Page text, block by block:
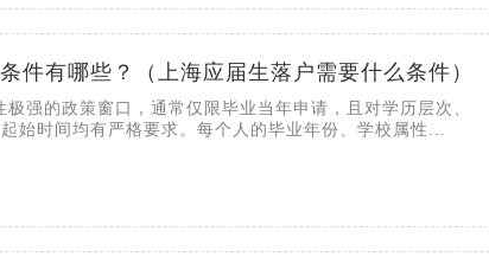
件有哪些？（上海应届生落户需要什么条件）
强的政策窗口，通常仅限毕业当年申请，且对学历层次、
始时间均有严格要求。每个人的毕业年份、学校属性...